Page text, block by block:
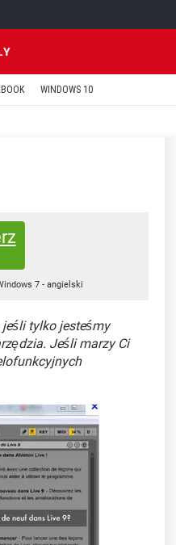
WINDOWS 10
7 - angielski
tylko jesteśmy
Jeśli marzy Ci